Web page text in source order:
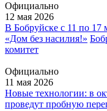
Официально
12 мая 2026
В Бобруйске с 11 по 17
«Дом без насилия!»
комитет
Официально
11 мая 2026
Новые технологии: в
проведут пробную